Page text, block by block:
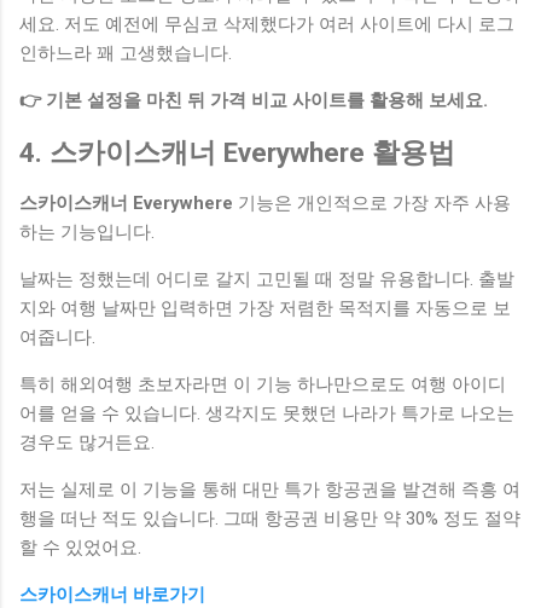
세요. 저도 예전에 무심코 삭제했다가 여러 사이트에 다시 로그
인하느라 꽤 고생했습니다.
👉 기본 설정을 마친 뒤 가격 비교 사이트를 활용해 보세요.
4. 스카이스캐너 Everywhere 활용법
스카이스캐너 Everywhere 기능은 개인적으로 가장 자주 사용
하는 기능입니다.
날짜는 정했는데 어디로 갈지 고민될 때 정말 유용합니다. 출발
지와 여행 날짜만 입력하면 가장 저렴한 목적지를 자동으로 보
여줍니다.
특히 해외여행 초보자라면 이 기능 하나만으로도 여행 아이디
어를 얻을 수 있습니다. 생각지도 못했던 나라가 특가로 나오는
경우도 많거든요.
저는 실제로 이 기능을 통해 대만 특가 항공권을 발견해 즉흥 여
행을 떠난 적도 있습니다. 그때 항공권 비용만 약 30% 정도 절약
할 수 있었어요.
스카이스캐너 바로가기